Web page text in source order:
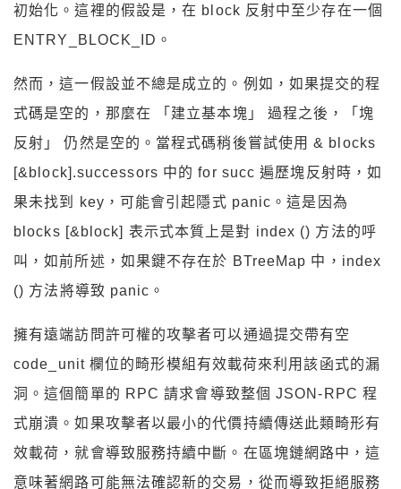
初始化。這裡的假設是，在 block 反射中至少存在一個
ENTRY_BLOCK_ID。
然而，這一假設並不總是成立的。例如，如果提交的程
式碼是空的，那麼在 「建立基本塊」 過程之後，「塊
反射」 仍然是空的。當程式碼稍後嘗試使用 & blocks
[&block].successors 中的 for succ 遍歷塊反射時，如
果未找到 key，可能會引起隱式 panic。這是因為
blocks [&block] 表示式本質上是對 index () 方法的呼
叫，如前所述，如果鍵不存在於 BTreeMap 中，index
() 方法將導致 panic。
擁有遠端訪問許可權的攻擊者可以通過提交帶有空
code_unit 欄位的畸形模組有效載荷來利用該函式的漏
洞。這個簡單的 RPC 請求會導致整個 JSON-RPC 程
式崩潰。如果攻擊者以最小的代價持續傳送此類畸形有
效載荷，就會導致服務持續中斷。在區塊鏈網路中，這
意味著網路可能無法確認新的交易，從而導致拒絕服務